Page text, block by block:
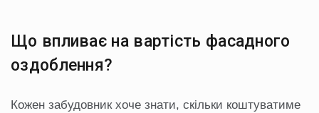
Що впливає на вартість фасадного
оздоблення?
Кожен забудовник хоче знати, скільки коштуватиме